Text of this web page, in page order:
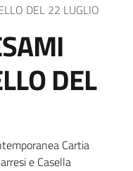
DEL 22 LUGLIO
DEL
Cartia
e Casella